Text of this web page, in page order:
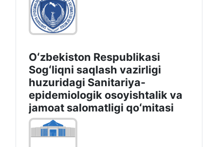
Oʻzbekiston Respublikasi
Sogʻliqni saqlash vazirligi
huzuridagi Sanitariya-
epidemiologik osoyishtalik va
jamoat salomatligi qoʻmitasi